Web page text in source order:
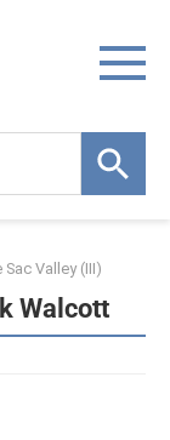
Sac Valley (III)
Walcott